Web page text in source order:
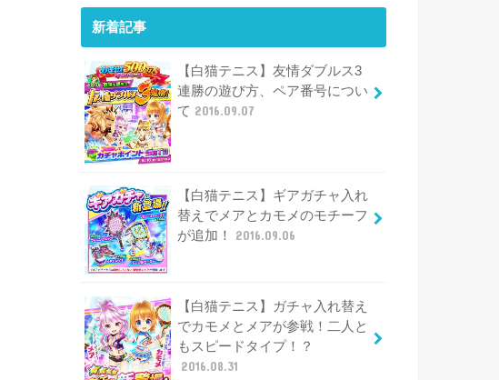
新着記事
【白猫テニス】友情ダブルス3
連勝の遊び方、ペア番号につい
て 2016.09.07
【白猫テニス】ギアガチャ入れ
替えでメアとカモメのモチーフ
が追加！
2016.09.06
【白猫テニス】ガチャ入れ替え
でカモメとメアが参戦！二人と
もスピードタイプ！？
2016.08.31